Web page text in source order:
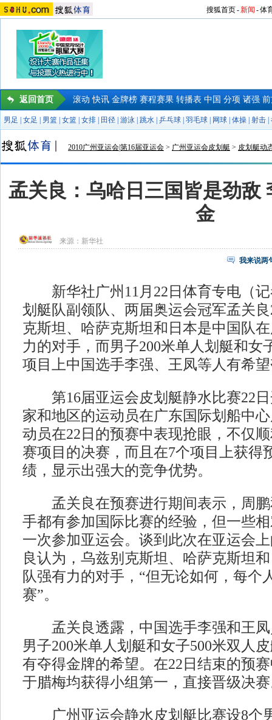
搜狐首页-新闻 -体
返回首页 滚动 快讯 金牌榜 赛程赛果 转播表 中国 分项 诸强
男足 女足 男篮 女篮 女排 田径 游泳 跳水 乒乓球 羽毛球 网球 体操 射击
2010广州亚运会|第16届亚运会 > 广州亚运会皮划艇 > 皮划艇动
孟关良：乌哈日三国皆是劲敌
金
来源： 新华社
我来说两
新华社广州11月22日体育专电（记
划艇队副领队、两届奥运会冠军孟关
克斯坦、哈萨克斯坦和日本是中国队
力的对手，而男子200米单人划艇和女
项目上中国选手李强、王凤等人有希
第16届亚运会皮划艇静水比赛22日
家和地区的运动员在广东国际划船中
动员在22日的预赛中表现抢眼，不仅
赛项目的决赛，而且在7个项目上获得
绩，显示出强大的竞争优势。
孟关良在预赛进行期间表示，周鹏
手都有参加国际比赛的经验，但一些
一次参加亚运会。谈到此次在亚运会
良认为，乌兹别克斯坦、哈萨克斯坦
队强有力的对手，“但无论如何，每个
赛”。
孟关良透露，中国选手李强和王凤
男子200米单人划艇和女子500米双人
有夺得金牌的希望。在22日结束的预
于腊梅均获得小组第一，直接晋级决
广州亚运会静水皮划艇比赛设8个